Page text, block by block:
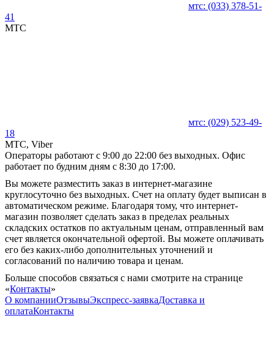
мтс: (033) 378-51-
41
MTC
мтс: (029) 523-49-
18
MTC, Viber
Операторы работают с 9:00 до 22:00 без выходных. Офис
работает по будним дням с 8:30 до 17:00.
Вы можете разместить заказ в интернет-магазине
круглосуточно без выходных. Счет на оплату будет выписан в
автоматическом режиме. Благодаря тому, что интернет-
магазин позволяет сделать заказ в пределах реальных
складских остатков по актуальным ценам, отправленный вам
счет является окончательной офертой. Вы можете оплачивать
его без каких-либо дополнительных уточнений и
согласований по наличию товара и ценам.
Больше способов связаться с нами смотрите на странице
«Контакты»
О компанииОтзывыЭкспресс-заявкаДоставка и
оплатаКонтакты